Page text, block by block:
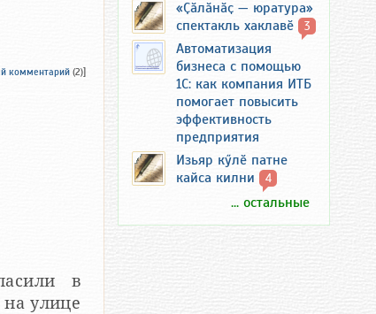
комментарий (2)]
в
улице
«Ҫӑлӑнӑҫ — юратура»
спектакль хаклавӗ
3
Автоматизация
бизнеса с помощью
1С: как компания ИТБ
помогает повысить
эффективность
предприятия
Изьяр кӳлӗ патне
кайса килни
4
... остальные